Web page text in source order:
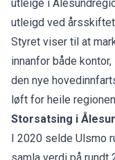
utleige i
utleigd ved
Styret viser til at
innanfor både
den nye
løft for heile
Storsatsing i
I 2020 selde Ulsmo